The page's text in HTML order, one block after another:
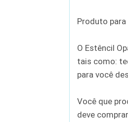
Produto
O Estêncil
tais como:
para você
Você que
deve